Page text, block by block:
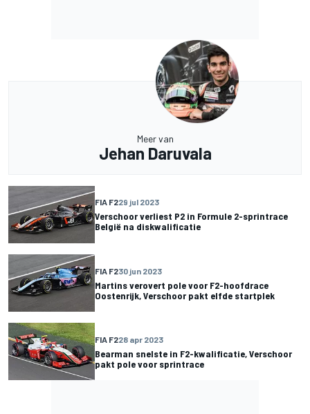
Meer van
Jehan Daruvala
FIA F229 jul 2023
Verschoor verliest P2 in Formule 2-sprintrace
België na diskwalificatie
FIA F230 jun 2023
Martins verovert pole voor F2-hoofdrace
Oostenrijk, Verschoor pakt elfde startplek
FIA F228 apr 2023
Bearman snelste in F2-kwalificatie, Verschoor
pakt pole voor sprintrace